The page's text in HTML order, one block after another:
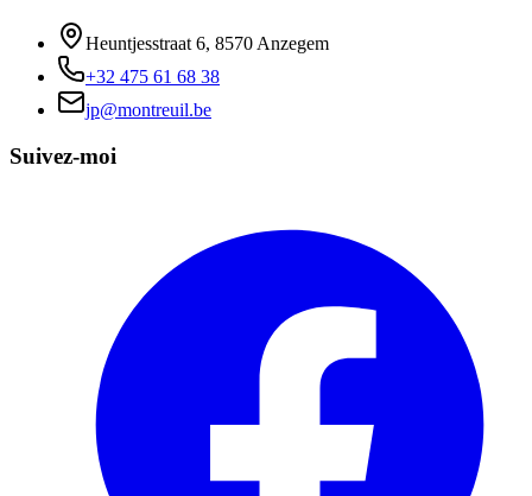
Heuntjesstraat 6, 8570 Anzegem
+32 475 61 68 38
jp@montreuil.be
Suivez-moi